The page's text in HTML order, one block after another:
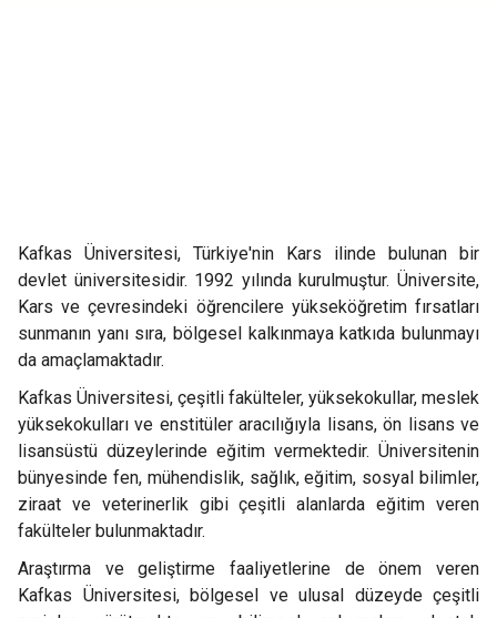
Kafkas Üniversitesi, Türkiye'nin Kars ilinde bulunan bir
devlet üniversitesidir. 1992 yılında kurulmuştur. Üniversite,
Kars ve çevresindeki öğrencilere yükseköğretim fırsatları
sunmanın yanı sıra, bölgesel kalkınmaya katkıda bulunmayı
da amaçlamaktadır.
Kafkas Üniversitesi, çeşitli fakülteler, yüksekokullar, meslek
yüksekokulları ve enstitüler aracılığıyla lisans, ön lisans ve
lisansüstü düzeylerinde eğitim vermektedir. Üniversitenin
bünyesinde fen, mühendislik, sağlık, eğitim, sosyal bilimler,
ziraat ve veterinerlik gibi çeşitli alanlarda eğitim veren
fakülteler bulunmaktadır.
Araştırma ve geliştirme faaliyetlerine de önem veren
Kafkas Üniversitesi, bölgesel ve ulusal düzeyde çeşitli